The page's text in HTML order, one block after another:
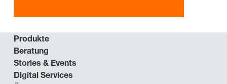
Produkte
Beratung
Stories & Events
Digital Services